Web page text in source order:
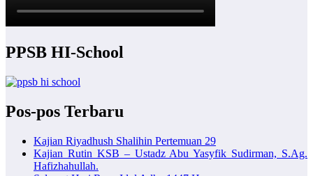
PPSB HI-School
Pos-pos Terbaru
Kajian Riyadhush Shalihin Pertemuan 29
Kajian Rutin KSB – Ustadz Abu Yasyfik Sudirman, S.Ag.
Hafizhahullah.